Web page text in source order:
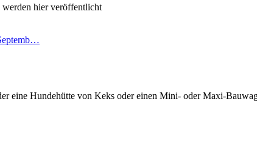
hier veröffentlicht
eine Hundehütte von Keks oder einen Mini- oder Maxi-